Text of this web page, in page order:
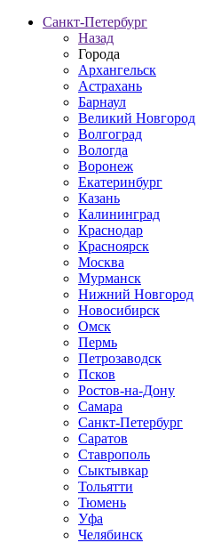
Санкт-Петербург
Назад
Города
Архангельск
Астрахань
Барнаул
Великий Новгород
Волгоград
Вологда
Воронеж
Екатеринбург
Казань
Калининград
Краснодар
Красноярск
Москва
Мурманск
Нижний Новгород
Новосибирск
Омск
Пермь
Петрозаводск
Псков
Ростов-на-Дону
Самара
Санкт-Петербург
Саратов
Ставрополь
Сыктывкар
Тольятти
Тюмень
Уфа
Челябинск